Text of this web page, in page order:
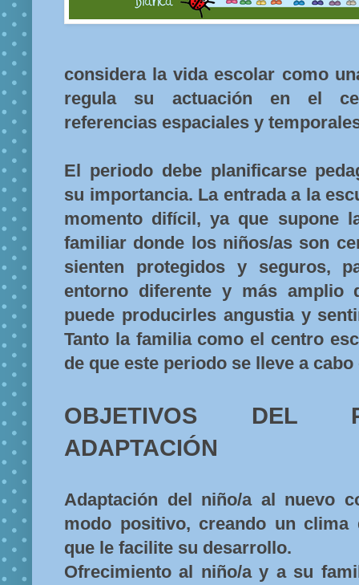
considera la vida escolar como
regula su actuación en el
referencias espaciales y
El periodo debe planificarse
su importancia. La entrada a la
momento difícil, ya que supone
familiar donde los niños/as son
sienten protegidos y seguros,
entorno diferente y más amplio
puede producirles angustia y
Tanto la familia como el centro
de que este periodo se lleve a
OBJETIVOS DEL
ADAPTACIÓN
Adaptación del niño/a al nuevo
modo positivo, creando un clima
que le facilite su desarrollo.
Ofrecimiento al niño/a y a su